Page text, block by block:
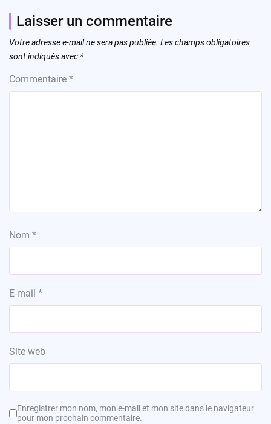
Laisser un commentaire
Votre adresse e-mail ne sera pas publiée. Les champs obligatoires
sont indiqués avec *
Commentaire *
Nom *
E-mail *
Site web
Enregistrer mon nom, mon e-mail et mon site dans le navigateur
pour mon prochain commentaire.